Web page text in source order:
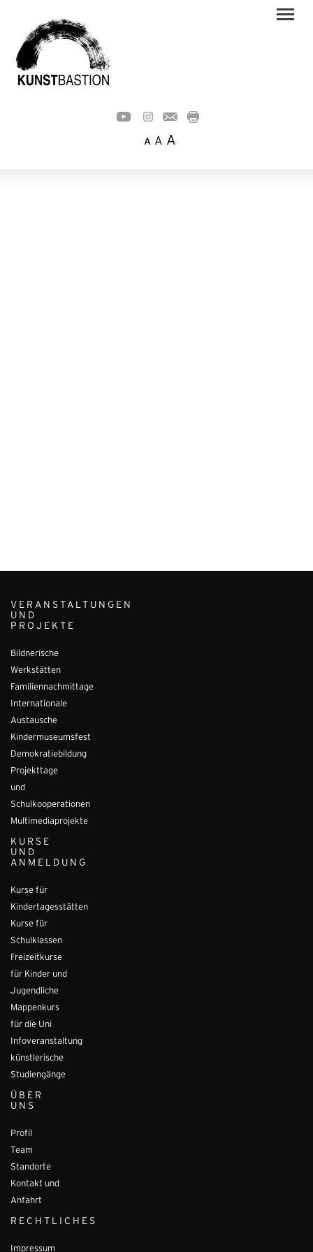
A A A
VERANSTALTUNGEN
UND
PROJEKTE
Bildnerische
Werkstätten
Familiennachmittage
Internationale
Austausche
Kindermuseumsfest
Demokratiebildung
Projekttage
und
Schulkooperationen
Multimediaprojekte
KURSE
UND
ANMELDUNG
Kurse für
Kindertagesstätten
Kurse für
Schulklassen
Freizeitkurse
für Kinder und
Jugendliche
Mappenkurs
für die Uni
Infoveranstaltung
künstlerische
Studiengänge
ÜBER
UNS
Profil
Team
Standorte
Kontakt und
Anfahrt
RECHTLICHES
Impressum